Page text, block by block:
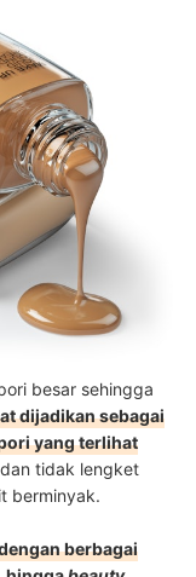
besar sehingga
dijadikan sebagai
yang terlihat
tidak lengket
berminyak.
berbagai